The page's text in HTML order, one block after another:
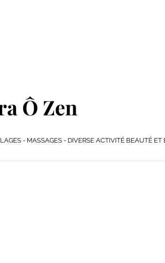
Ô Zen
- MASSAGES - DIVERSE ACTIVITÉ BEAUTÉ ET